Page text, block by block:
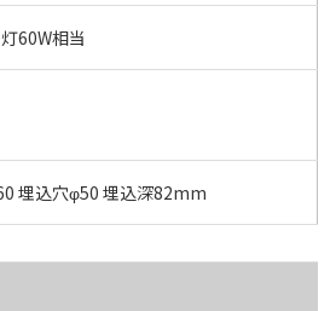
60W相当
埋込穴φ50 埋込深82mm